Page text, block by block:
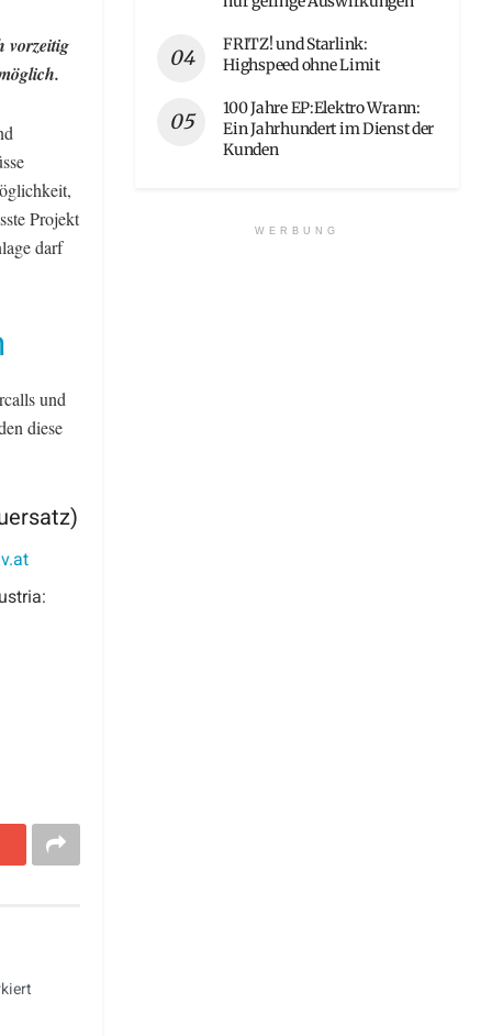
vorzeitig
Projekt
darf
und
diese
FRITZ! und Starlink:
Highspeed ohne Limit
100 Jahre EP:Elektro Wrann:
Ein Jahrhundert im Dienst der
Kunden
WERBUNG